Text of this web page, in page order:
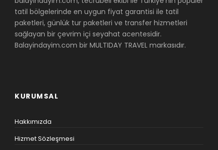
tatil bölgelerinde en uygun fiyat garantisi ile tatil
paketleri, günlük tur paketleri ve transfer hizmetleri
sağlayan bir çevrim içi seyahat acentesidir.
Balayindayim.com bir MULTIDAY TRAVEL markasıdır.
KURUMSAL
Hakkımızda
Hizmet Sözleşmesi